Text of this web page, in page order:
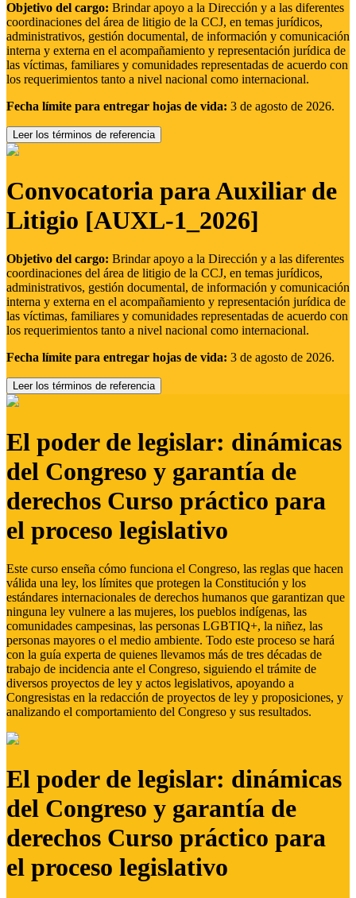
Objetivo del cargo: Brindar apoyo a la Dirección y a las diferentes
coordinaciones del área de litigio de la CCJ, en temas jurídicos,
administrativos, gestión documental, de información y comunicación
interna y externa en el acompañamiento y representación jurídica de
las víctimas, familiares y comunidades representadas de acuerdo con
los requerimientos tanto a nivel nacional como internacional.
Fecha límite para entregar hojas de vida: 3 de agosto de 2026.
Leer los términos de referencia
Convocatoria para Auxiliar de
Litigio [AUXL-1_2026]
Objetivo del cargo: Brindar apoyo a la Dirección y a las diferentes
coordinaciones del área de litigio de la CCJ, en temas jurídicos,
administrativos, gestión documental, de información y comunicación
interna y externa en el acompañamiento y representación jurídica de
las víctimas, familiares y comunidades representadas de acuerdo con
los requerimientos tanto a nivel nacional como internacional.
Fecha límite para entregar hojas de vida: 3 de agosto de 2026.
Leer los términos de referencia
El poder de legislar: dinámicas
del Congreso y garantía de
derechos Curso práctico para
el proceso legislativo
Este curso enseña cómo funciona el Congreso, las reglas que hacen
válida una ley, los límites que protegen la Constitución y los
estándares internacionales de derechos humanos que garantizan que
ninguna ley vulnere a las mujeres, los pueblos indígenas, las
comunidades campesinas, las personas LGBTIQ+, la niñez, las
personas mayores o el medio ambiente. Todo este proceso se hará
con la guía experta de quienes llevamos más de tres décadas de
trabajo de incidencia ante el Congreso, siguiendo el trámite de
diversos proyectos de ley y actos legislativos, apoyando a
Congresistas en la redacción de proyectos de ley y proposiciones, y
analizando el comportamiento del Congreso y sus resultados.
El poder de legislar: dinámicas
del Congreso y garantía de
derechos Curso práctico para
el proceso legislativo